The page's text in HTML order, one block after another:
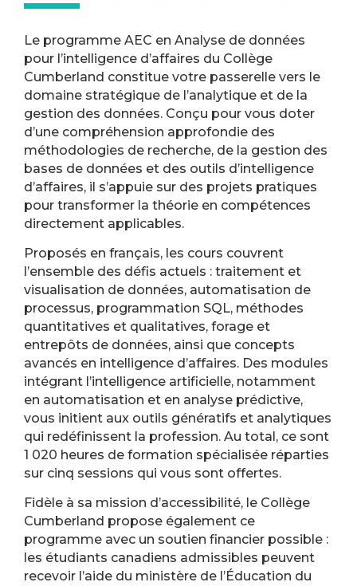
Le programme AEC en Analyse de données
pour l’intelligence d’affaires du Collège
Cumberland constitue votre passerelle vers le
domaine stratégique de l’analytique et de la
gestion des données. Conçu pour vous doter
d’une compréhension approfondie des
méthodologies de recherche, de la gestion des
bases de données et des outils d’intelligence
d’affaires, il s’appuie sur des projets pratiques
pour transformer la théorie en compétences
directement applicables.
Proposés en français, les cours couvrent
l’ensemble des défis actuels : traitement et
visualisation de données, automatisation de
processus, programmation SQL, méthodes
quantitatives et qualitatives, forage et
entrepôts de données, ainsi que concepts
avancés en intelligence d’affaires. Des modules
intégrant l’intelligence artificielle, notamment
en automatisation et en analyse prédictive,
vous initient aux outils génératifs et analytiques
qui redéfinissent la profession. Au total, ce sont
1 020 heures de formation spécialisée réparties
sur cinq sessions qui vous sont offertes.
Fidèle à sa mission d’accessibilité, le Collège
Cumberland propose également ce
programme avec un soutien financier possible :
les étudiants canadiens admissibles peuvent
recevoir l’aide du ministère de l’Éducation du